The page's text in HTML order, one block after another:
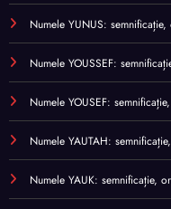
Numele YUNUS:
Numele YOUSSEF:
Numele YOUSEF:
Numele YAUTAH:
Numele YAUK: semnificație,